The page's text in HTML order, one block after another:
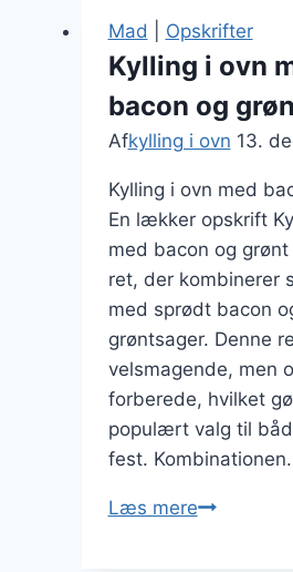
med
græskar
Mad Opskrifter
Kylling i ovn
bacon og
Afkylling i ovn 13.
Kylling i ovn med
En lækker opskrift
med bacon og
ret, der kombinerer
med sprødt bacon
grøntsager. Denne
velsmagende, men
forberede, hvilket
populært valg til
fest.
Læs mereKylling